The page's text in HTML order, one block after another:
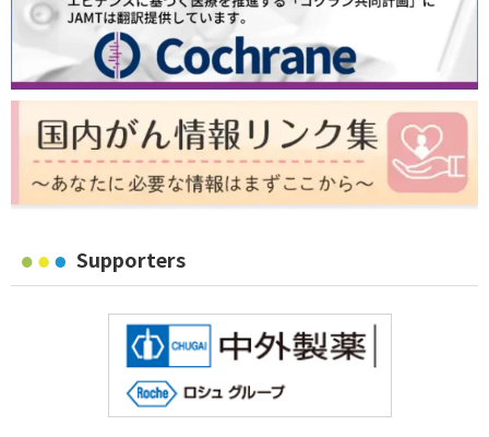
Supporters